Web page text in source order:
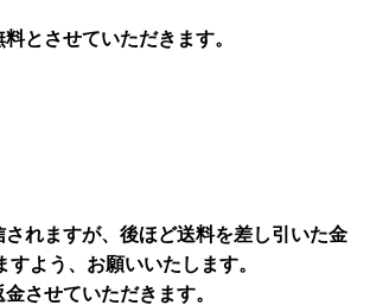
とさせていただきます。
れますが、後ほど送料を差し引いた金
よう、お願いいたします。
させていただきます。